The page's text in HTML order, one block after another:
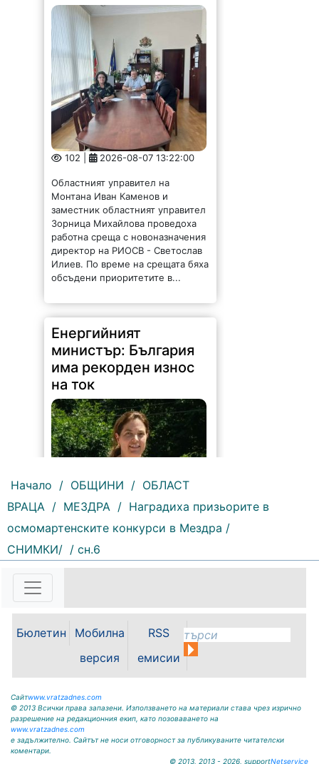
102 | 2026-08-07 13:22:00
Областният управител на
Монтана Иван Каменов и
заместник областният управител
Зорница Михайлова проведоха
работна среща с новоназначения
директор на РИОСВ - Светослав
Илиев. По време на срещата бяха
обсъдени приоритетите в...
Енергийният
министър: България
има рекорден износ
на ток
169 | 2026-08-07 11:47:09
България изнася рекордни
количества електроенергия, а
АЕЦ „Козлодуй“ продължава да
рекордно ниските нива на река
енергетиката Ива Петрова в
Начало / ОБЩИНИ / ОБЛАСТ
ВРАЦА / МЕЗДРА / Наградиха призьорите в
осмомартенските конкурси в Мездра /
СНИМКИ/ / сн.6
Бюлетин
Мобилна
версия
RSS
емисии
Сайтwww.vratzadnes.com
© 2013 Всички права запазени. Използването на материали става чрез изрично
разрешение на редакционния екип, като позоваването на
www.vratzadnes.com
е задължително. Сайтът не носи отговорност за публикуваните читателски
коментари.
© 2013, 2013 - 2026, supportNetservice